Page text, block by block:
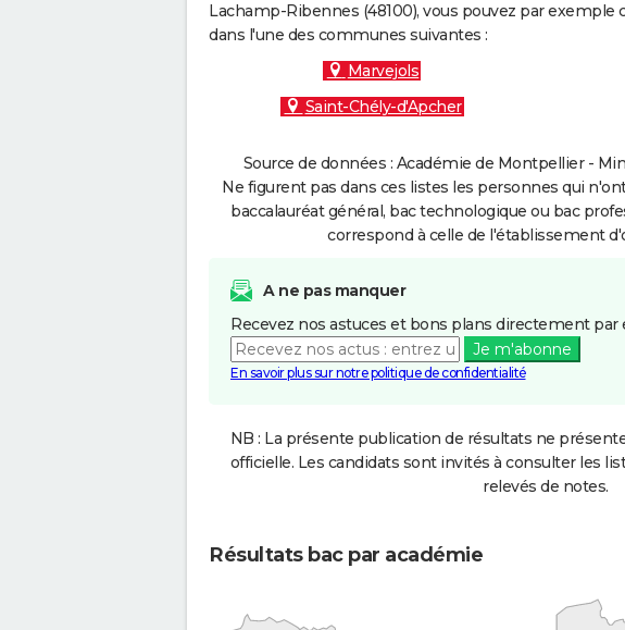
Lachamp-Ribennes (48100), vous pouvez par exemple
dans l'une des communes suivantes :
Marvejols
Saint-Chély-d'Apcher
Source de données : Académie de Montpellier -
Ne figurent pas dans ces listes les personnes qui
baccalauréat général, bac technologique ou bac
correspond à celle de l'établissement
A ne pas manquer
Recevez nos astuces et bons plans directement par
Je m'abonne
En savoir plus sur notre politique de confidentialité
NB : La présente publication de résultats ne
officielle. Les candidats sont invités à consulter les
relevés de notes.
Résultats bac par académie